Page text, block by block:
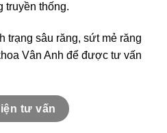
truyền thống.
trạng sâu răng, sứt mẻ răng
Vân Anh để được tư vấn
tư vấn